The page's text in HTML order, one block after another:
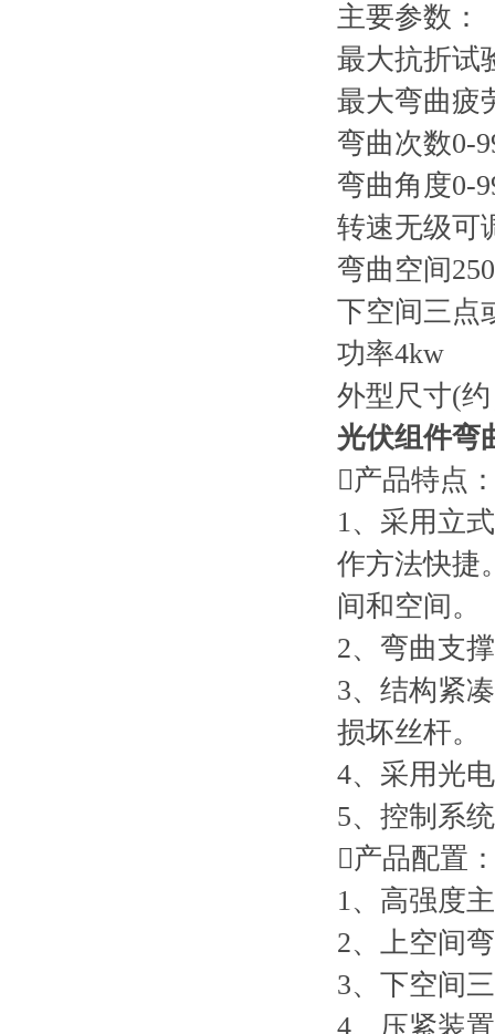
主要参数：
最大抗折试
最大弯曲疲
弯曲次数0-
弯曲角度0-
转速无级可
弯曲空间
下空间三点
功率4kw
外型尺寸(
光伏组件弯
产品特点
1、采用立
作方法快捷
间和空间。
2、弯曲支
3、结构紧
损坏丝杆。
4、采用光
5、控制系
产品配置
1、高强度
2、上空间
3、下空间
4、压紧装置